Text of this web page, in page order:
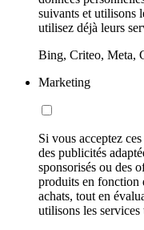
suivants et utilisons
utilisez déjà leurs
Bing, Criteo, Meta,
Marketing
Si vous acceptez
des publicités
sponsorisés ou des
produits en fonction
achats, tout en
utilisons les services